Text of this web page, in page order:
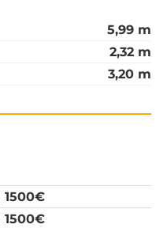
5,99 m
2,32 m
3,20 m
1500€
1500€